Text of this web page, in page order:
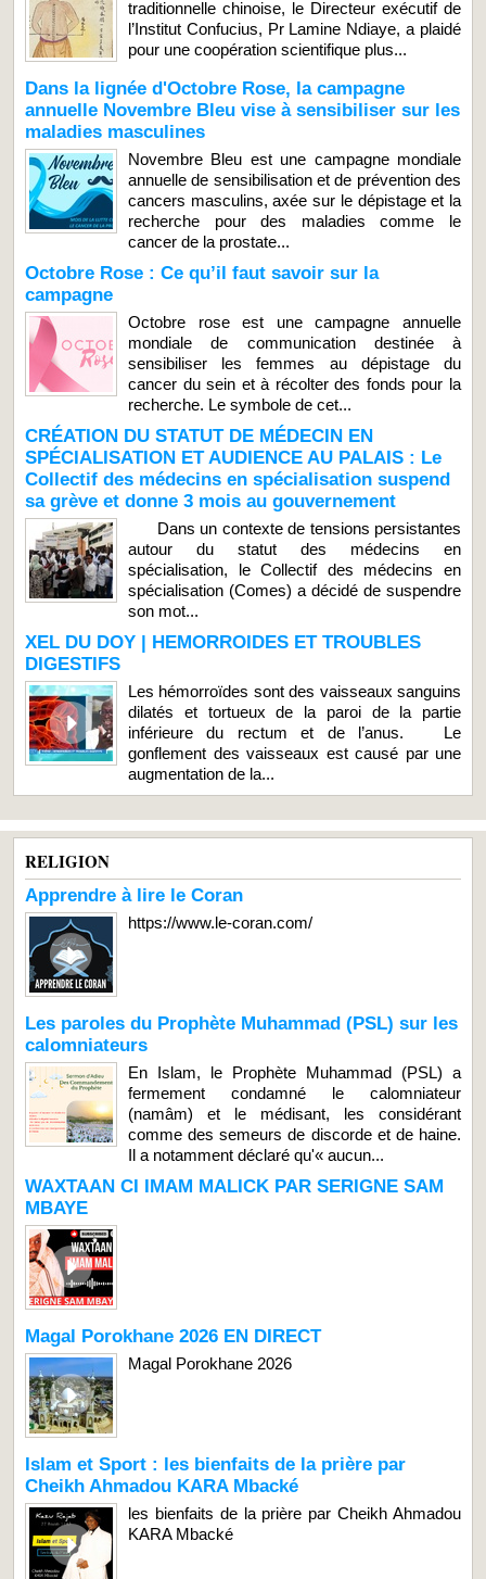
traditionnelle chinoise, le Directeur exécutif de
l’Institut Confucius, Pr Lamine Ndiaye, a plaidé
pour une coopération scientifique plus...
Dans la lignée d'Octobre Rose, la campagne
annuelle Novembre Bleu vise à sensibiliser sur les
maladies masculines
Novembre Bleu est une campagne mondiale
annuelle de sensibilisation et de prévention des
cancers masculins, axée sur le dépistage et la
recherche pour des maladies comme le
cancer de la prostate...
Octobre Rose : Ce qu’il faut savoir sur la
campagne
Octobre rose est une campagne annuelle
mondiale de communication destinée à
sensibiliser les femmes au dépistage du
cancer du sein et à récolter des fonds pour la
recherche. Le symbole de cet...
CRÉATION DU STATUT DE MÉDECIN EN
SPÉCIALISATION ET AUDIENCE AU PALAIS : Le
Collectif des médecins en spécialisation suspend
sa grève et donne 3 mois au gouvernement
Dans un contexte de tensions persistantes
autour du statut des médecins en
spécialisation, le Collectif des médecins en
spécialisation (Comes) a décidé de suspendre
son mot...
XEL DU DOY | HEMORROIDES ET TROUBLES
DIGESTIFS
Les hémorroïdes sont des vaisseaux sanguins
dilatés et tortueux de la paroi de la partie
inférieure du rectum et de l’anus. Le
gonflement des vaisseaux est causé par une
augmentation de la...
RELIGION
Apprendre à lire le Coran
https://www.le-coran.com/
Les paroles du Prophète Muhammad (PSL) sur les
calomniateurs
En Islam, le Prophète Muhammad (PSL) a
fermement condamné le calomniateur
(namâm) et le médisant, les considérant
comme des semeurs de discorde et de haine.
Il a notamment déclaré qu'« aucun...
WAXTAAN CI IMAM MALICK PAR SERIGNE SAM
MBAYE
Magal Porokhane 2026 EN DIRECT
Magal Porokhane 2026
Islam et Sport : les bienfaits de la prière par
Cheikh Ahmadou KARA Mbacké
les bienfaits de la prière par Cheikh Ahmadou
KARA Mbacké